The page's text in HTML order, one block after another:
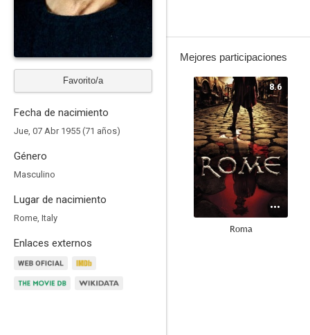
Favorito/a
Fecha de nacimiento
Jue, 07 Abr 1955 (71 años)
Género
Masculino
Lugar de nacimiento
Rome, Italy
Enlaces externos
Mejores participaciones
8.6
Roma